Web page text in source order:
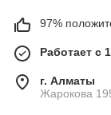
97%
Работает с
г. Алматы
Жарокова